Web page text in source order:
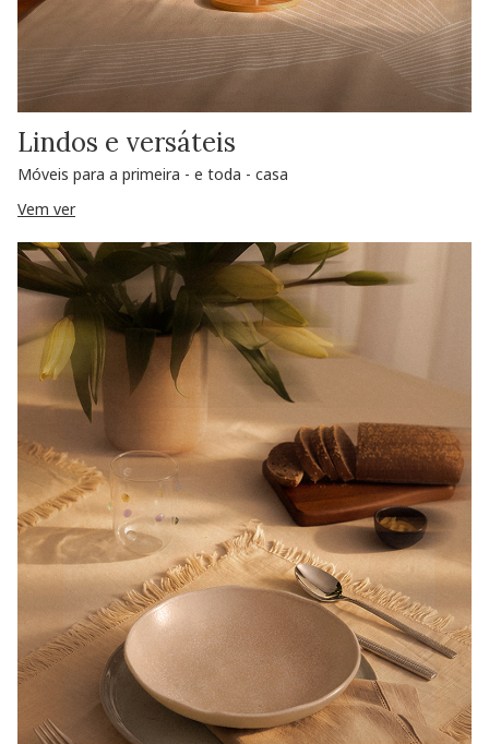
Lindos e versáteis
Móveis para a primeira - e toda - casa
Vem ver